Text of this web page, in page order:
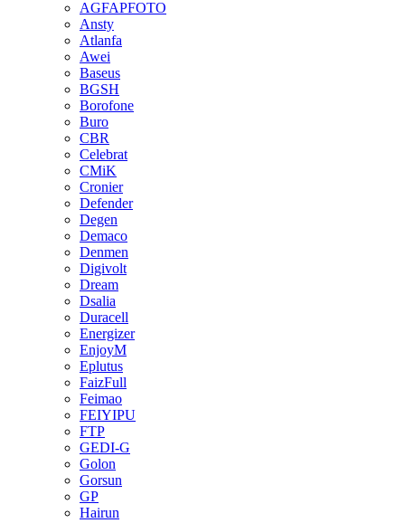
AGFAPFOTO
Ansty
Atlanfa
Awei
Baseus
BGSH
Borofone
Buro
CBR
Celebrat
CMiK
Cronier
Defender
Degen
Demaco
Denmen
Digivolt
Dream
Dsalia
Duracell
Energizer
EnjoyM
Eplutus
FaizFull
Feimao
FEIYIPU
FTP
GEDI-G
Golon
Gorsun
GP
Hairun